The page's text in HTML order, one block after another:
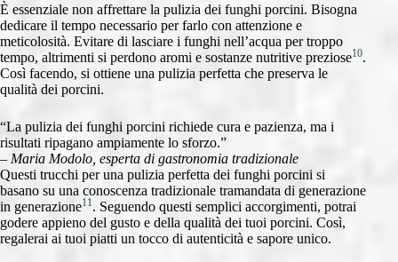
È essenziale non affrettare la pulizia dei funghi porcini. Bisogna
dedicare il tempo necessario per farlo con attenzione e
meticolosità. Evitare di lasciare i funghi nell’acqua per troppo
tempo, altrimenti si perdono aromi e sostanze nutritive preziose10.
Così facendo, si ottiene una pulizia perfetta che preserva le
qualità dei porcini.
“La pulizia dei funghi porcini richiede cura e pazienza, ma i
risultati ripagano ampiamente lo sforzo.”
– Maria Modolo, esperta di gastronomia tradizionale
Questi trucchi per una pulizia perfetta dei funghi porcini si
basano su una conoscenza tradizionale tramandata di generazione
in generazione11. Seguendo questi semplici accorgimenti, potrai
godere appieno del gusto e della qualità dei tuoi porcini. Così,
regalerai ai tuoi piatti un tocco di autenticità e sapore unico.